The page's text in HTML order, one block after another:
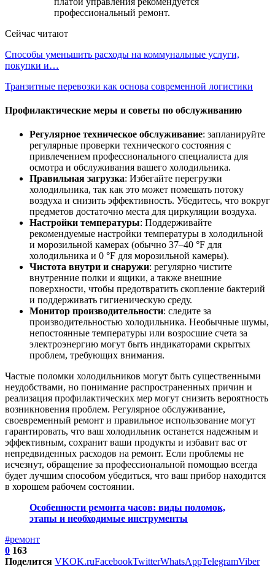
профессиональный ремонт.
Сейчас читают
Способы уменьшить расходы на коммунальные услуги,
покупки и…
Транзитные перевозки как основа современной логистики
Профилактические меры и советы по обслуживанию
Регулярное техническое обслуживание: запланируйте
регулярные проверки технического состояния с
привлечением профессионального специалиста для
осмотра и обслуживания вашего холодильника.
Правильная загрузка: Избегайте перегрузки
холодильника, так как это может помешать потоку
воздуха и снизить эффективность. Убедитесь, что вокруг
предметов достаточно места для циркуляции воздуха.
Настройки температуры: Поддерживайте
рекомендуемые настройки температуры в холодильной
и морозильной камерах (обычно 37–40 °F для
холодильника и 0 °F для морозильной камеры).
Чистота внутри и снаружи: регулярно чистите
внутренние полки и ящики, а также внешние
поверхности, чтобы предотвратить скопление бактерий
и поддерживать гигиеническую среду.
Монитор производительности: следите за
производительностью холодильника. Необычные шумы,
непостоянные температуры или возросшие счета за
электроэнергию могут быть индикаторами скрытых
проблем, требующих внимания.
Частые поломки холодильников могут быть существенными
неудобствами, но понимание распространенных причин и
реализация профилактических мер могут снизить вероятность
возникновения проблем. Регулярное обслуживание,
своевременный ремонт и правильное использование могут
гарантировать, что ваш холодильник останется надежным и
эффективным, сохранит ваши продукты и избавит вас от
непредвиденных расходов на ремонт. Если проблемы не
исчезнут, обращение за профессиональной помощью всегда
будет лучшим способом убедиться, что ваш прибор находится
в хорошем рабочем состоянии.
Особенности ремонта часов: виды поломок,
этапы и необходимые инструменты
#ремонт
0 163
Поделится VKOK.ruFacebookTwitterWhatsAppTelegramViber